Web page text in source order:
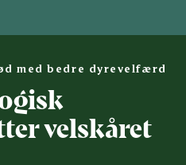
med bedre dyrevelfærd
velskåret